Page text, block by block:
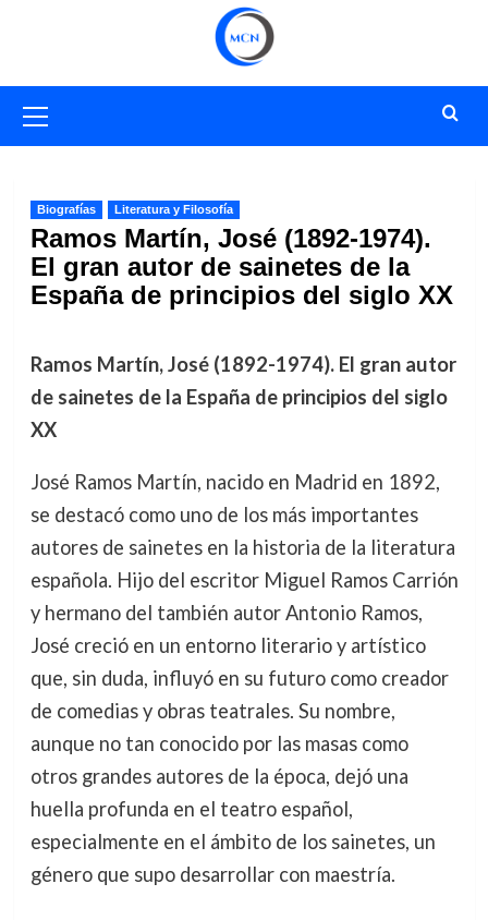
primario
Biografías Literatura y Filosofía
Ramos Martín, José (1892-1974).
El gran autor de sainetes de la
España de principios del siglo XX
Ramos Martín, José (1892-1974). El gran autor
de sainetes de la España de principios del siglo
XX
José Ramos Martín, nacido en Madrid en 1892,
se destacó como uno de los más importantes
autores de sainetes en la historia de la literatura
española. Hijo del escritor Miguel Ramos Carrión
y hermano del también autor Antonio Ramos,
José creció en un entorno literario y artístico
que, sin duda, influyó en su futuro como creador
de comedias y obras teatrales. Su nombre,
aunque no tan conocido por las masas como
otros grandes autores de la época, dejó una
huella profunda en el teatro español,
especialmente en el ámbito de los sainetes, un
género que supo desarrollar con maestría.